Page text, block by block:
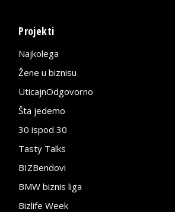
Projekti
Najkolega
Žene u biznisu
UticajnOdgovorno
Šta jedemo
30 ispod 30
Tasty Talks
BIZBendovi
BMW biznis liga
Bizlife Week